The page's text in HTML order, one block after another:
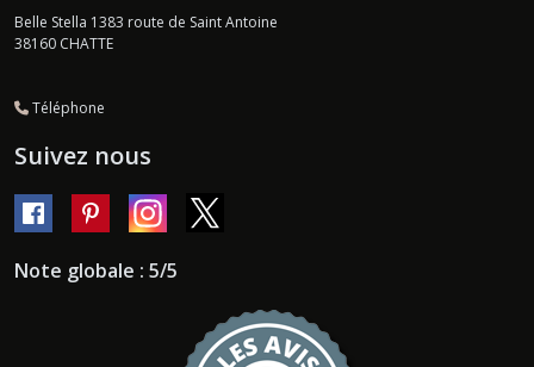
Belle Stella 1383 route de Saint Antoine
38160 CHATTE
Téléphone
Suivez nous
Note globale : 5/5